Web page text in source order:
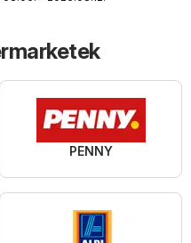
PENNY